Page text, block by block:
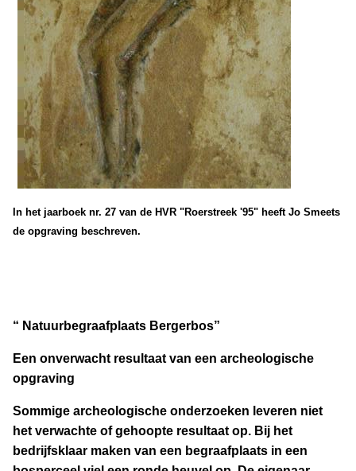
In het jaarboek nr. 27 van de HVR "Roerstreek '95" heeft Jo Smeets
de opgraving beschreven.
“ Natuurbegraafplaats Bergerbos”
Een onverwacht resultaat van een archeologische
opgraving
Sommige archeologische onderzoeken leveren niet
het verwachte of gehoopte resultaat op. Bij het
bedrijfsklaar maken van een begraafplaats in een